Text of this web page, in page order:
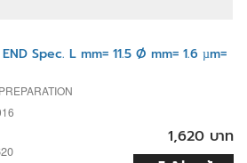
Spec. L mm= 11.5 Ø mm= 1.6 µm=
1,620 บาท